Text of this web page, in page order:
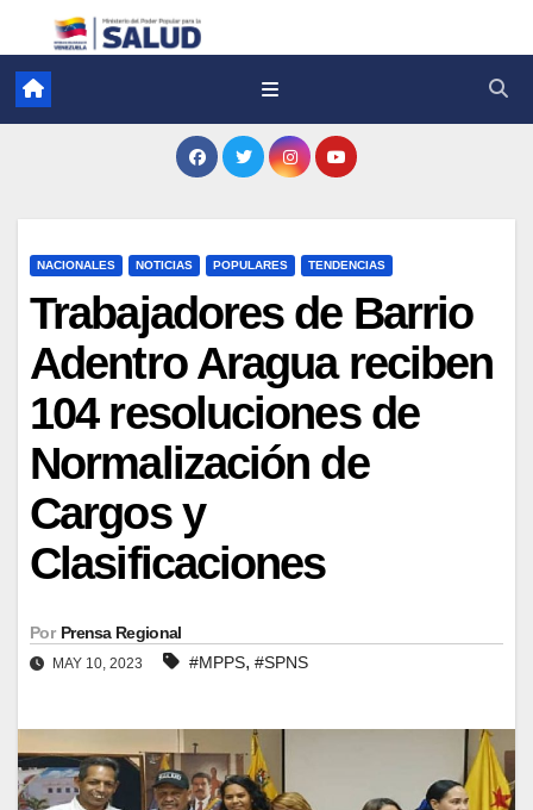
NACIONALES NOTICIAS POPULARES TENDENCIAS
Trabajadores de Barrio
Adentro Aragua reciben
104 resoluciones de
Normalización de
Cargos y
Clasificaciones
Por Prensa Regional
MAY 10, 2023 #MPPS, #SPNS